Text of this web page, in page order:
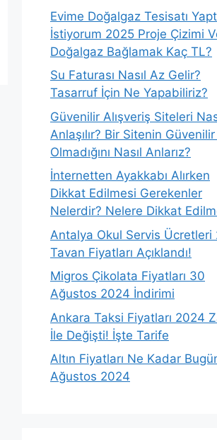
Evime Doğalgaz Tesisatı
İstiyorum 2025 Proje Çizimi
Doğalgaz Bağlamak Kaç TL?
Su Faturası Nasıl Az Gelir?
Tasarruf İçin Ne Yapabiliriz?
Güvenilir Alışveriş Siteleri
Anlaşılır? Bir Sitenin
Olmadığını Nasıl Anlarız?
İnternetten Ayakkabı Alırken
Dikkat Edilmesi Gerekenler
Nelerdir? Nelere Dikkat
Antalya Okul Servis Ücretleri
Tavan Fiyatları Açıklandı!
Migros Çikolata Fiyatları 30
Ağustos 2024 İndirimi
Ankara Taksi Fiyatları 2024
İle Değişti! İşte Tarife
Altın Fiyatları Ne Kadar
Ağustos 2024